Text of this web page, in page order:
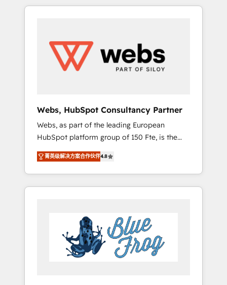
to global brands
HubSpot challenges and improve user
HubSpot for the first time 🔧 Designing and
optimising your HubSpot set-up for better
results 🌐 Website design and build using
using HubSpot Why us? - SIX HubSpot
Accreditations - awarded by HubSpot after a
rigorous process for CRM, Solutions
Architecture, Onboarding , Data Migration,
Custom Integration & Platform Enablement -
Onboarded over 500 businesses to HubSpot
-Top 1% of partners worldwide -In-house
HubSpot. www.bbdboom.com
Webs, HubSpot Consultancy Partner
Webs, as part of the leading European
HubSpot platform group of 150 Fte, is the
trusted Elite HubSpot CRM Partner offering
you a roadmap on maximizing EBITDA and
achieving Commercial Excellence. With our
targeted processes, we strengthen your
Implementation partner, we provide
expertise to drive your business forward.
Since 2015 we are fully dedicated to
HubSpot and with an experienced team
菁英级解决方案合作伙伴4.8